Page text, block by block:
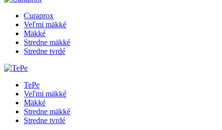
Curaprox
Veľmi mäkké
Mäkké
Stredne mäkké
Stredne tvrdé
TePe
Veľmi mäkké
Mäkké
Stredne mäkké
Stredne tvrdé